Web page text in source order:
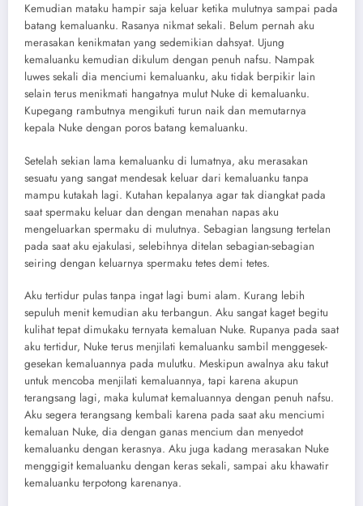
Kemudian mataku hampir saja keluar ketika mulutnya sampai pada
batang kemaluanku. Rasanya nikmat sekali. Belum pernah aku
merasakan kenikmatan yang sedemikian dahsyat. Ujung
kemaluanku kemudian dikulum dengan penuh nafsu. Nampak
luwes sekali dia menciumi kemaluanku, aku tidak berpikir lain
selain terus menikmati hangatnya mulut Nuke di kemaluanku.
Kupegang rambutnya mengikuti turun naik dan memutarnya
kepala Nuke dengan poros batang kemaluanku.
Setelah sekian lama kemaluanku di lumatnya, aku merasakan
sesuatu yang sangat mendesak keluar dari kemaluanku tanpa
mampu kutakah lagi. Kutahan kepalanya agar tak diangkat pada
saat spermaku keluar dan dengan menahan napas aku
mengeluarkan spermaku di mulutnya. Sebagian langsung tertelan
pada saat aku ejakulasi, selebihnya ditelan sebagian-sebagian
seiring dengan keluarnya spermaku tetes demi tetes.
Aku tertidur pulas tanpa ingat lagi bumi alam. Kurang lebih
sepuluh menit kemudian aku terbangun. Aku sangat kaget begitu
kulihat tepat dimukaku ternyata kemaluan Nuke. Rupanya pada saat
aku tertidur, Nuke terus menjilati kemaluanku sambil menggesek-
gesekan kemaluannya pada mulutku. Meskipun awalnya aku takut
untuk mencoba menjilati kemaluannya, tapi karena akupun
terangsang lagi, maka kulumat kemaluannya dengan penuh nafsu.
Aku segera terangsang kembali karena pada saat aku menciumi
kemaluan Nuke, dia dengan ganas mencium dan menyedot
kemaluanku dengan kerasnya. Aku juga kadang merasakan Nuke
menggigit kemaluanku dengan keras sekali, sampai aku khawatir
kemaluanku terpotong karenanya.